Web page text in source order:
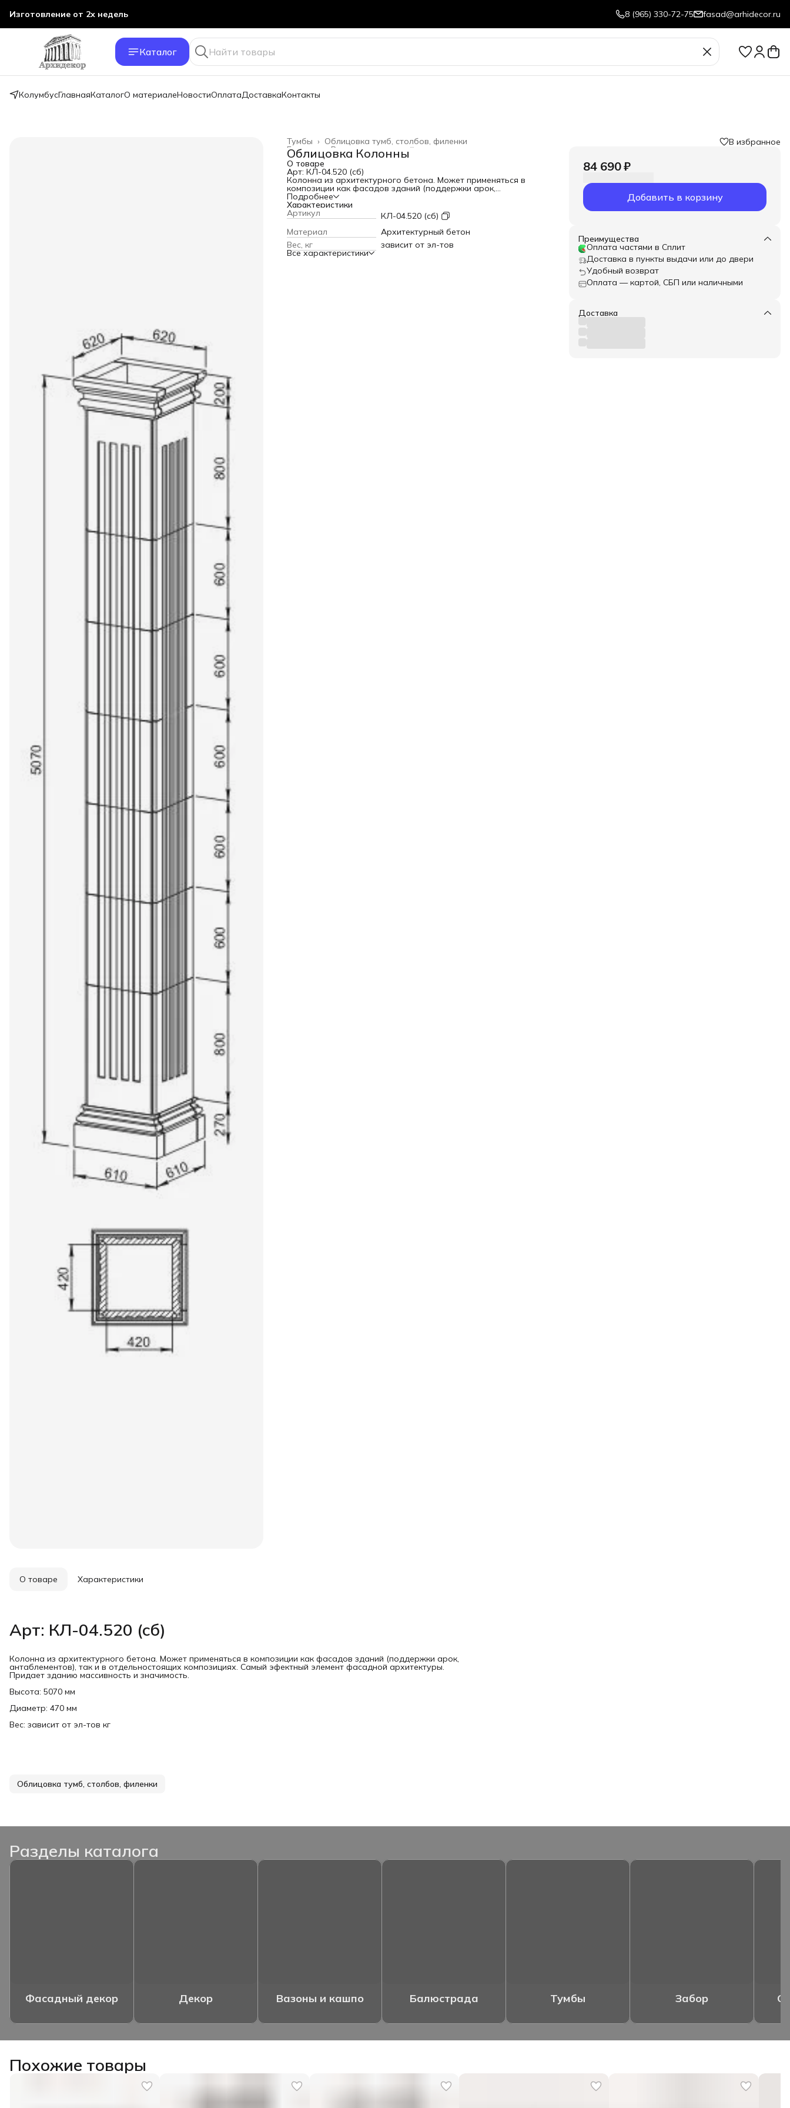
Изготовление от 2х недель 8 (965) 330-72-75 fasad@arhidecor.ru
Каталог
КолумбусГлавнаяКаталогО материалеНовостиОплатаДоставкаКонтакты
Облицовка тумб, столбов, филенки
Тумбы ›
Весь архитектурный декор
Главная
Облицовка Колонны
О товаре
Арт: КЛ-04.520 (сб)
Колонна из архитектурного бетона. Может применяться в
композиции как фасадов зданий (поддержки арок,
антаблементов), так и в отдельностоящих композициях. Самый
эфектный элемент фасадной архитектуры. Придает зданию
массивность и значимость.
Высота: 5070 мм
Диаметр: 470 мм
Вес: зависит от эл-тов кг
Подробнее
Характеристики
Артикул
КЛ-04.520 (сб)
Материал
Архитектурный бетон
Вес, кг
зависит от эл-тов
Все характеристики
В избранное
84 690 ₽
Добавить в корзину
Преимущества
Оплата частями в Сплит
Доставка в пункты выдачи или до двери
Удобный возврат
Оплата — картой, СБП или наличными
Доставка
О товаре Характеристики
Арт: КЛ-04.520 (сб)
Колонна из архитектурного бетона. Может применяться в композиции как фасадов зданий (поддержки арок,
антаблементов), так и в отдельностоящих композициях. Самый эфектный элемент фасадной архитектуры.
Придает зданию массивность и значимость.
Высота: 5070 мм
Диаметр: 470 мм
Вес: зависит от эл-тов кг
Облицовка тумб, столбов, филенки
Разделы каталога
Фасадный декор Декор Вазоны и кашпо Балюстрада Тумбы Забор
Похожие товары